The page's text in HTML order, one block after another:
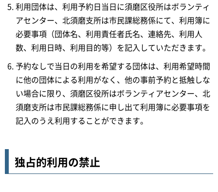
利用団体は、利用予約日当日に須磨区役所はボランティ
アセンター、北須磨支所は市民課総務係にて、利用簿に
必要事項（団体名、利用責任者氏名、連絡先、利用人
数、利用日時、利用目的等）を記入していただきます。
予約なしで当日の利用を希望する団体は、利用希望時間
に他の団体による利用がなく、他の事前予約と抵触しな
い場合に限り、須磨区役所はボランティアセンター、北
須磨支所は市民課総務係に申し出て利用簿に必要事項を
記入のうえ利用することができます。
独占的利用の禁止